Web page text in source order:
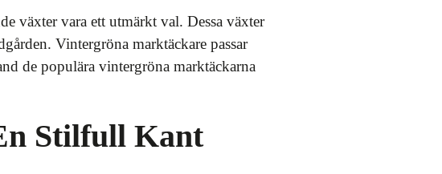
växter vara ett utmärkt val. Dessa växter
Vintergröna marktäckare passar
de populära vintergröna marktäckarna
Stilfull Kant